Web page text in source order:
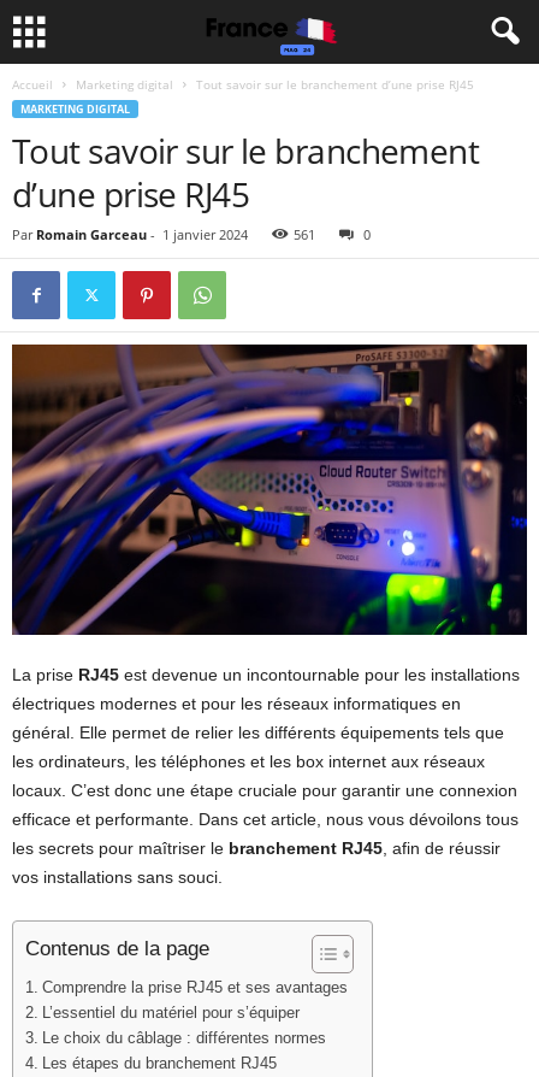
Accueil Marketing digital Tout savoir sur le branchement d’une prise RJ45
MARKETING DIGITAL
Tout savoir sur le branchement
d’une prise RJ45
Par Romain Garceau - 1 janvier 2024 561 0
La prise RJ45 est devenue un incontournable pour les installations
électriques modernes et pour les réseaux informatiques en
général. Elle permet de relier les différents équipements tels que
les ordinateurs, les téléphones et les box internet aux réseaux
locaux. C’est donc une étape cruciale pour garantir une connexion
efficace et performante. Dans cet article, nous vous dévoilons tous
les secrets pour maîtriser le branchement RJ45 , afin de réussir
vos installations sans souci.
Contenus de la page
Comprendre la prise RJ45 et ses avantages
L’essentiel du matériel pour s’équiper
Le choix du câblage : différentes normes
Les étapes du branchement RJ45